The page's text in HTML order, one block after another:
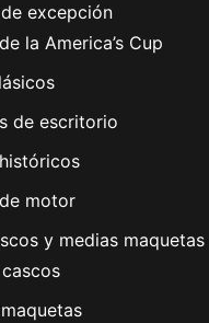
excepción
la America’s Cup
de escritorio
motor
y medias maquetas